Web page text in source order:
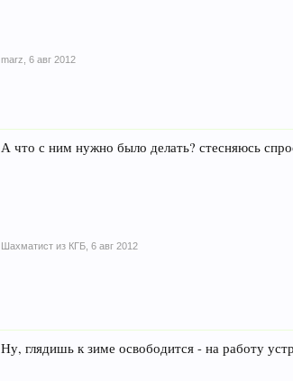
marz 6 авг 2012
А что с ним нужно было делать? стесняюсь
Шахматист из КГБ 6 авг 2012
Ну, глядишь к зиме освободится - на работу